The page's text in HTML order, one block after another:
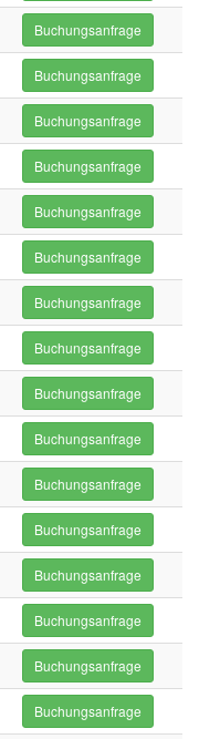
Buchungsanfrage
Buchungsanfrage
Buchungsanfrage
Buchungsanfrage
Buchungsanfrage
Buchungsanfrage
Buchungsanfrage
Buchungsanfrage
Buchungsanfrage
Buchungsanfrage
Buchungsanfrage
Buchungsanfrage
Buchungsanfrage
Buchungsanfrage
Buchungsanfrage
Buchungsanfrage